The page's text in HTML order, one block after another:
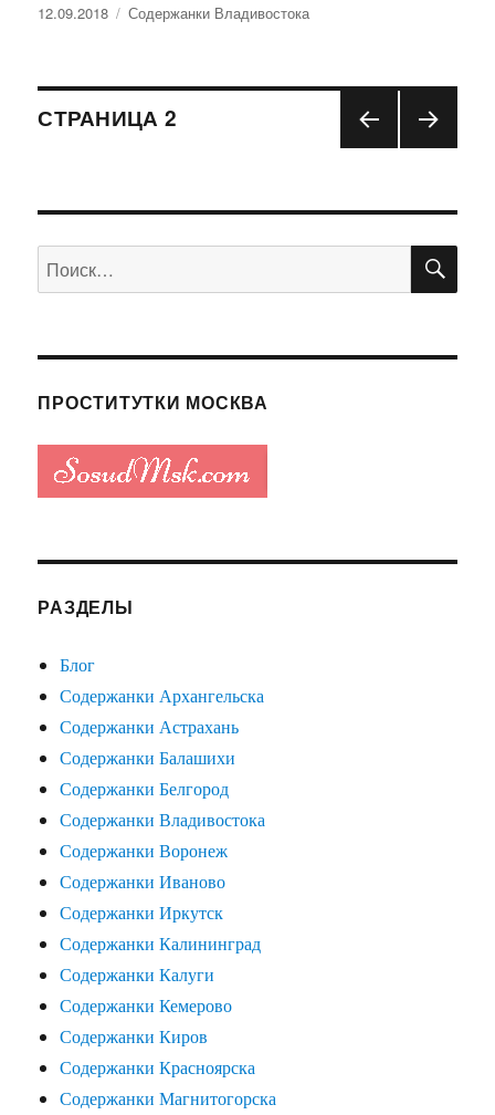
Опубликовано
12.09.2018 Рубрики
Содержанки Владивостока
Навигация
записям
Я
СТРА
А
СТРАНИЦА 2
СТРА
НИЦ
Искать:
ПРОСТИТУТКИ МОСКВА
РАЗДЕЛЫ
Блог
Содержанки Архангельска
Содержанки Астрахань
Содержанки Балашихи
Содержанки Белгород
Содержанки Владивостока
Содержанки Воронеж
Содержанки Иваново
Содержанки Иркутск
Содержанки Калининград
Содержанки Калуги
Содержанки Кемерово
Содержанки Киров
Содержанки Красноярска
Содержанки Магнитогорска